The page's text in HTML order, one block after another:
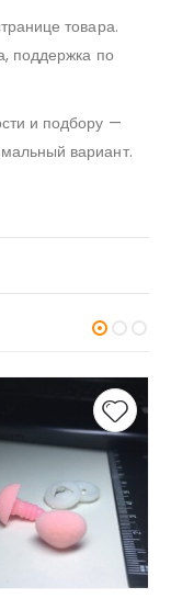
товара.
поддержка по
и подбору —
вариант.